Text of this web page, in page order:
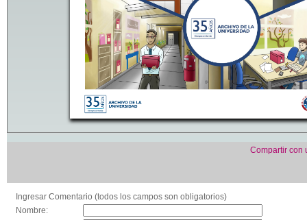
Compartir con
Ingresar Comentario (todos los campos son obligatorios)
Nombre: